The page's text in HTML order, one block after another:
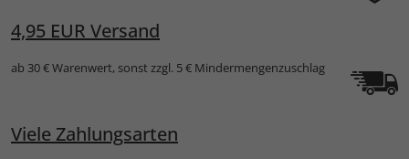
4,95 EUR Versand
ab 30 € Warenwert, sonst zzgl. 5 € Mindermengenzuschlag
Viele Zahlungsarten